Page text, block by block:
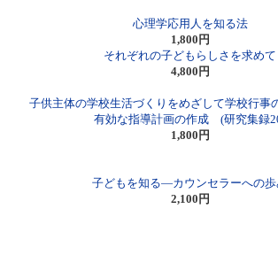
心理学応用人を知る法
1,800円
それぞれの子どもらしさを求めて
4,800円
子供主体の学校生活づくりをめざして学校行事
有効な指導計画の作成 (研究集録
1,800円
子どもを知る―カウンセラーへの歩
2,100円